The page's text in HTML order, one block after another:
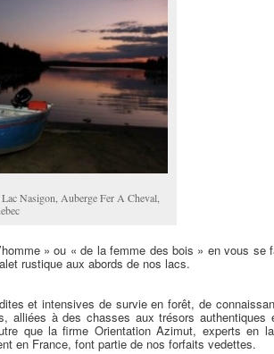
Nasigon, Auberge Fer A Cheval,
» ou « de la femme des bois » en vous se
rustique aux abords de nos lacs.
et intensives de survie en forêt, de
alliées à des chasses aux trésors authentiques
que la firme Orientation Azimut, experts en
en France, font partie de nos forfaits vedettes.